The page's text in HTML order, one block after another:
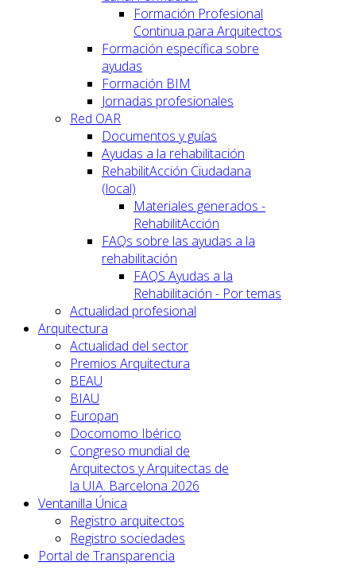
Formación Profesional
Continua para Arquitectos
Formación específica sobre
ayudas
Formación BIM
Jornadas profesionales
Red OAR
Documentos y guías
Ayudas a la rehabilitación
RehabilitAcción Ciudadana
(local)
Materiales generados -
RehabilitAcción
FAQs sobre las ayudas a la
rehabilitación
FAQS Ayudas a la
Rehabilitación - Por temas
Actualidad profesional
Arquitectura
Actualidad del sector
Premios Arquitectura
BEAU
BIAU
Europan
Docomomo Ibérico
Congreso mundial de
Arquitectos y Arquitectas de
la UIA. Barcelona 2026
Ventanilla Única
Registro arquitectos
Registro sociedades
Portal de Transparencia